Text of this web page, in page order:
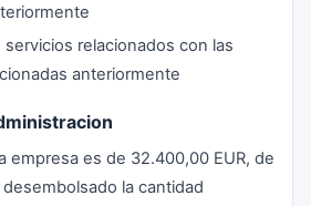
relacionados con las
anteriormente
empresa es de 32.400,00 EUR, de
la cantidad